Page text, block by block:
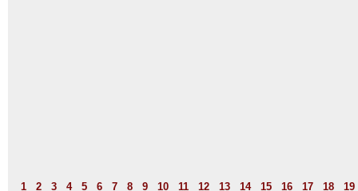
1 2 3 4 5 6 7 8 9 10 11 12 13 14 15 16 17 18
19